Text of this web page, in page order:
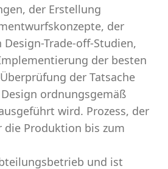
der Erstellung
der
Trade-off-Studien,
der besten
der Tatsache
ordnungsgemäß
wird. Prozess, der
die Produktion bis zum
und ist